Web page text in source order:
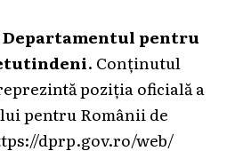
Departamentul pentru
. Conținutul
poziția oficială a
pentru Românii de
dprp.gov.ro/web/